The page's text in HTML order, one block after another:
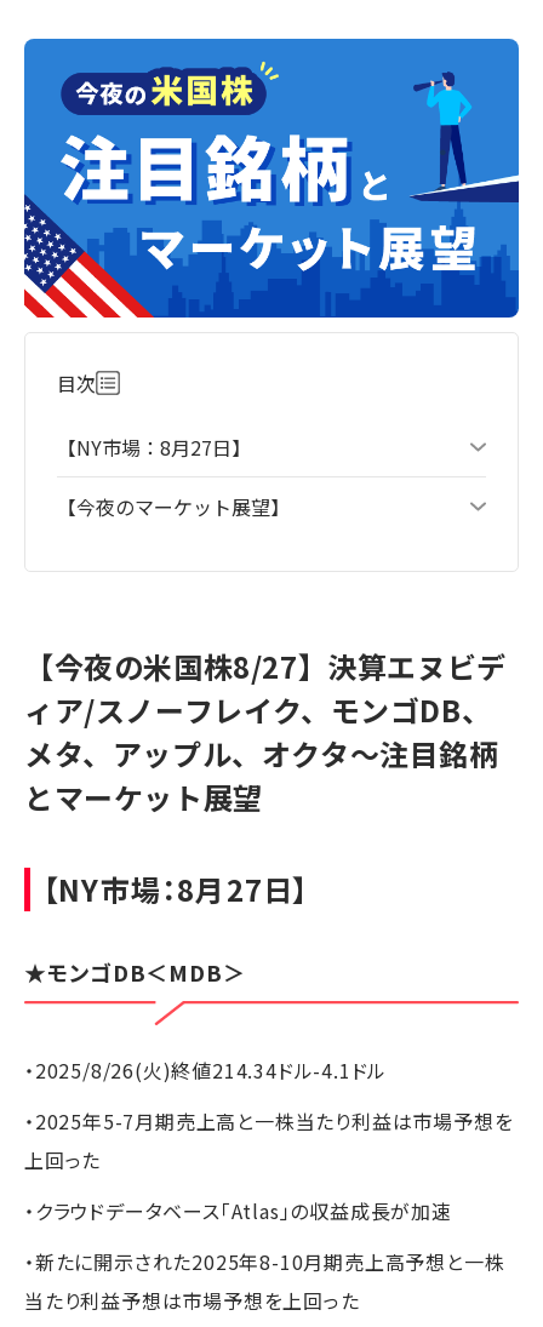
目次
【NY市場：8月27日】
【今夜のマーケット展望】
【今夜の米国株8/27】決算エヌビデ
ィア/スノーフレイク、モンゴDB、
メタ、アップル、オクタ～注目銘柄
とマーケット展望
【NY市場：8月27日】
★モンゴDB＜MDB＞
・2025/8/26(火)終値214.34ドル-4.1ドル
・2025年5-7月期売上高と一株当たり利益は市場予想を
上回った
・クラウドデータベース「Atlas」の収益成長が加速
・新たに開示された2025年8-10月期売上高予想と一株
当たり利益予想は市場予想を上回った